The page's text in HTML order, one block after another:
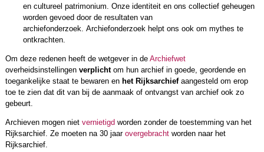
en cultureel patrimonium. Onze identiteit en ons collectief geheugen
worden gevoed door de resultaten van
archiefonderzoek. Archiefonderzoek helpt ons ook om mythes te
ontkrachten.
Om deze redenen heeft de wetgever in de Archiefwet
overheidsinstellingen verplichtom hun archief in goede, geordende en
toegankelijke staat te bewaren en het Rijksarchiefaangesteld om erop
toe te zien dat dit van bij de aanmaak of ontvangst van archief ook zo
gebeurt.
Archieven mogen niet vernietigdworden zonder de toestemming van het
Rijksarchief. Ze moeten na 30 jaar overgebrachtworden naar het
Rijksarchief.